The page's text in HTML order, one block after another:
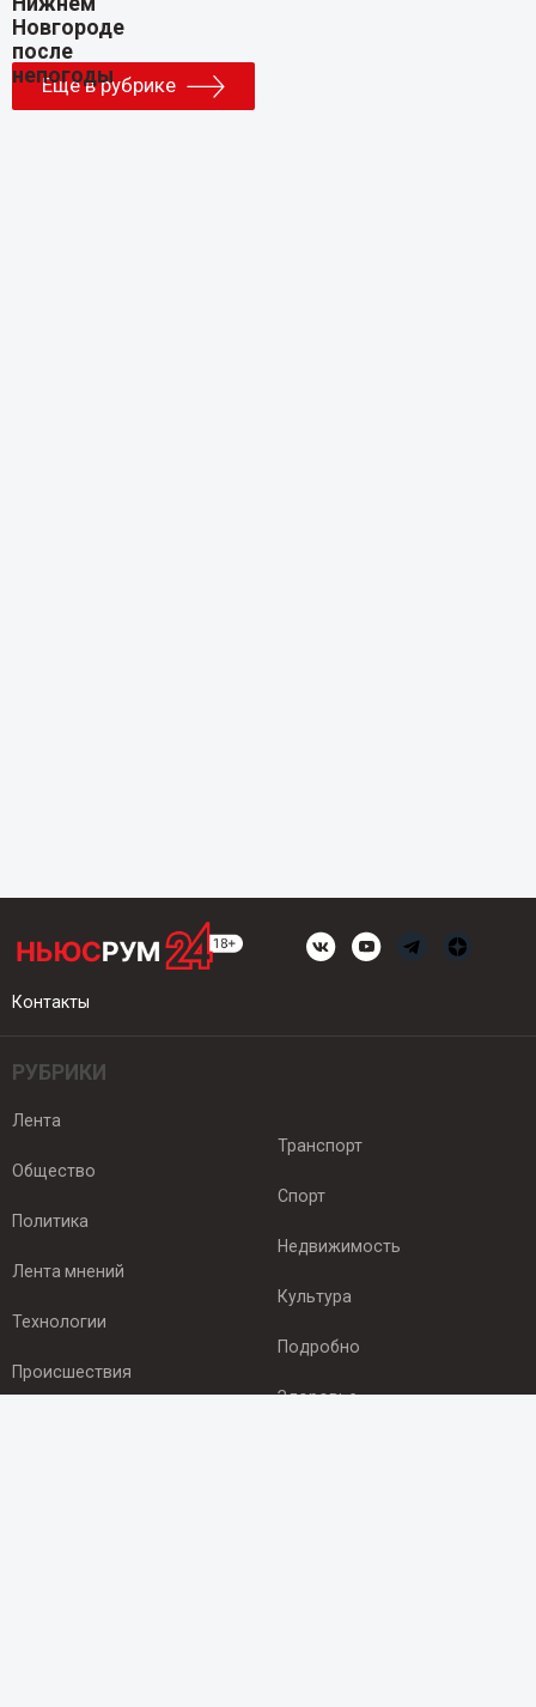
Еще в рубрике
Контакты
РУБРИКИ
Лента
Общество
Политика
Лента мнений
Технологии
Происшествия
Транспорт
Спорт
Недвижимость
Культура
Подробно
Здоровье